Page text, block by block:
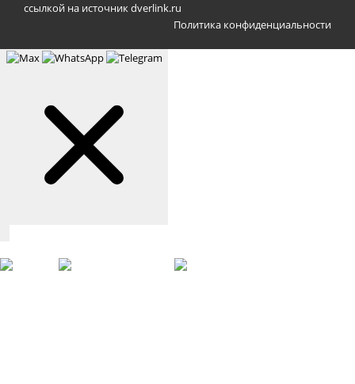
ссылкой на источник dverlink.ru
Политика конфиденциальности